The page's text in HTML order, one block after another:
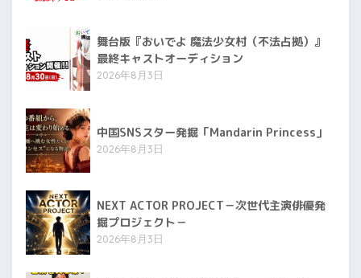
舞台版『おいでよ 魔法少女村（不法占拠）』
最終キャストオーディション
2026年8月3日
中国SNSスター発掘「Mandarin Princess」
2026年8月3日
NEXT ACTOR PROJECT－次世代主演俳優発
掘プロジェクト－
2026年8月3日